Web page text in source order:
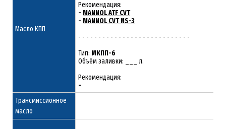
Масло КПП
Рекомендация:
- MANNOL ATF CVT
- MANNOL CVT NS-3
- - - - - - - - - - - - - - - - - - - - - - - - - - - -
Тип: МКПП-6
Объём заливки: ___ л.
Рекомендация:
-
Трансмиссионное
масло